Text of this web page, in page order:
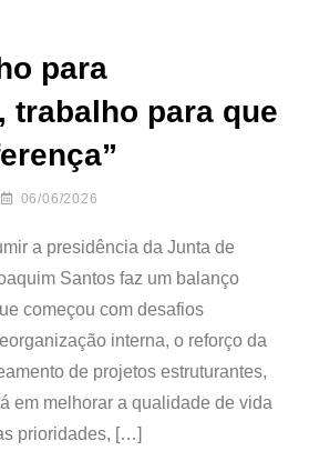
para
trabalho para que
06/06/2026
a presidência da Junta de
Santos faz um balanço
começou com desafios
interna, o reforço da
de projetos estruturantes,
em melhorar a qualidade de vida
prioridades, […]